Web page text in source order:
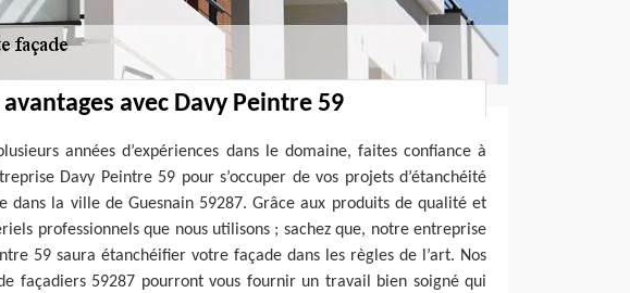
avantages avec Davy Peintre 59
années d’expériences dans le domaine, faites confiance à
Davy Peintre 59 pour s’occuper de vos projets d’étanchéité
dans la ville de Guesnain 59287. Grâce aux produits de qualité et
professionnels que nous utilisons ; sachez que, notre entreprise
59 saura étanchéifier votre façade dans les règles de l’art. Nos
façadiers 59287 pourront vous fournir un travail bien soigné qui